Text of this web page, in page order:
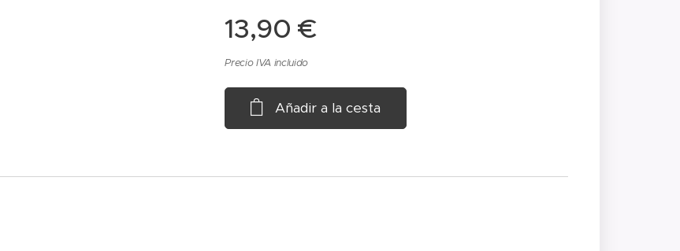
13,90 €
Precio IVA incluido
Añadir a la cesta